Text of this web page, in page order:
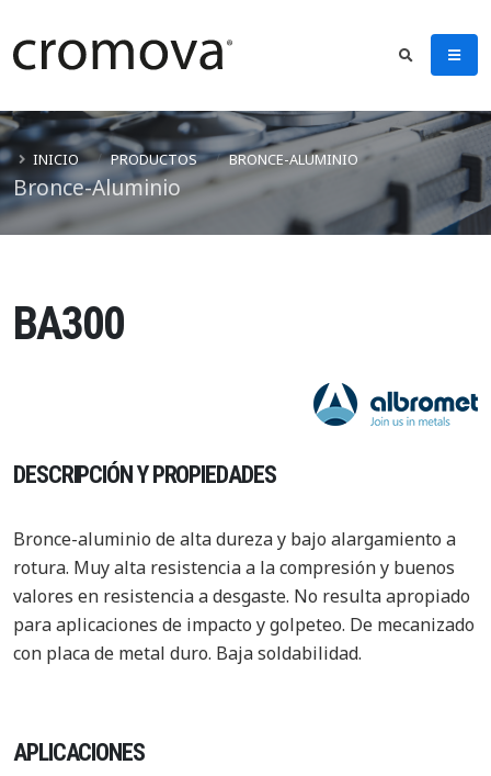
Bronce-Aluminio
INICIO PRODUCTOS BRONCE-ALUMINIO
BA300
DESCRIPCIÓN Y PROPIEDADES
Bronce-aluminio de alta dureza y bajo alargamiento a
rotura. Muy alta resistencia a la compresión y buenos
valores en resistencia a desgaste. No resulta apropiado
para aplicaciones de impacto y golpeteo. De mecanizado
con placa de metal duro. Baja soldabilidad.
APLICACIONES